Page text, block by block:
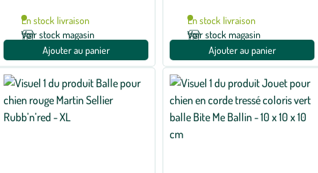
En stock livraison
Voir stock magasin
Ajouter au panier
En stock livraison
Voir stock magasin
Ajouter au panier